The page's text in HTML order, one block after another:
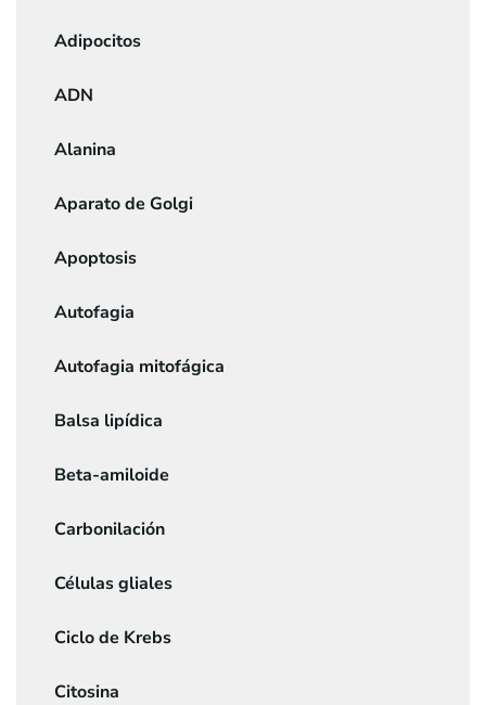
Adipocitos
ADN
Alanina
Aparato de Golgi
Apoptosis
Autofagia
Autofagia mitofágica
Balsa lipídica
Beta-amiloide
Carbonilación
Células gliales
Ciclo de Krebs
Citosina